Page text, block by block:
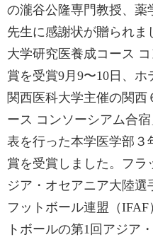
の瀧谷公隆専門教授、薬
先生に感謝状が贈られま
大学研究医養成コース
賞を受賞9月9〜10日、
関西医科大学主催の関西
ース コンソーシアム合
表を行った本学医学部３
賞を受賞しました。フラ
ジア・オセアニア大陸
フットボール連盟（
トボールの第1回アジア